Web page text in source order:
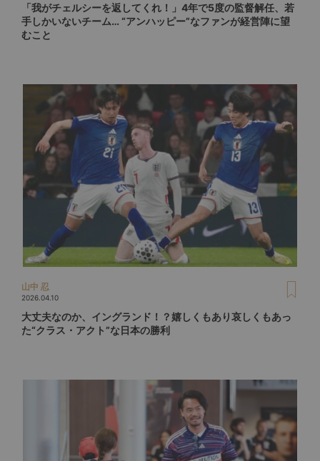
「我がチェルシーを返してくれ！」4年で5度の監督解任、若
手しかいないチーム… “アンハッピー”なファンが経営陣に望
むこと
山中 忍
2026.04.10
大丈夫なのか、イングランド！？嬉しくもあり哀しくもあっ
た“クラス・アクト”な日本の勝利